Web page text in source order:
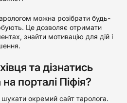
можна розібрати будь-
Це дозволяє отримати
знайти мотивацію для дій і
та дізнатись
порталі Піфія?
окремий сайт таролога.